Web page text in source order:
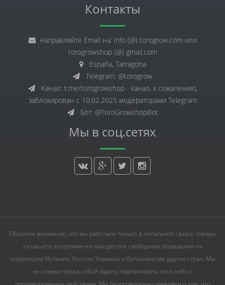
Контакты
направляйте Email на: info (@) torogrow.com или
torogrowshop (@) gmail.com
España, Tarragona
Telegram: @torogrow
Канал: t.me/torogrowshop - канал, к сожалению,
заблокирован с 10.02.2025 модераторами Telegram
Бот: @ToroGrowshopBot
Мы в соц.сетях
Обратите внимание, что мы работаем только в легальной сфере, товары
из нашего ассортимента находятся в свободном обращении на
территории Испании, России, Украины и большинстве других стран. Мы
не ставим перед собой задачу подталкивать кого-либо к